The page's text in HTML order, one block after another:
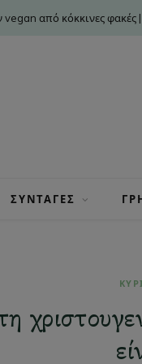
από κόκκινες φακές |
ΣΥΝΤΑΓΕΣ